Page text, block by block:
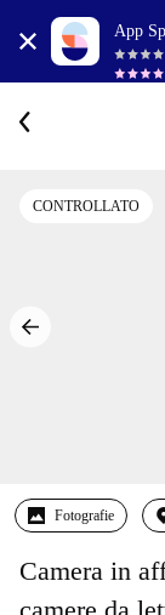
App
CONTROLLATO
Fotografie
Camera in